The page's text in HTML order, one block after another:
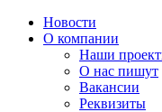
Новости
О компании
Наши
О нас пишут
Вакансии
Реквизиты